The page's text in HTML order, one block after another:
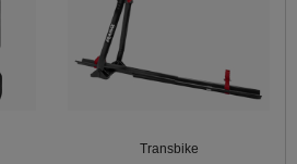
Transbike